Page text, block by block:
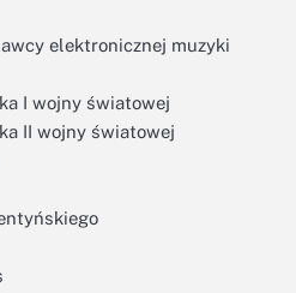
elektronicznej muzyki
I wojny światowej
II wojny światowej